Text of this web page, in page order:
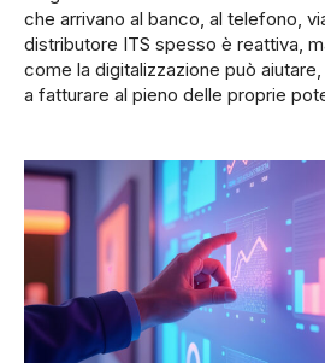
che arrivano al banco, al telefono,
distributore ITS spesso è reattiva,
come la digitalizzazione può
a fatturare al pieno delle proprie